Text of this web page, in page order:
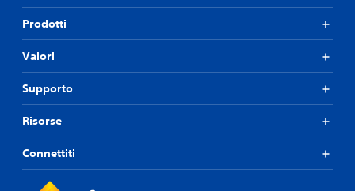
Prodotti
Valori
Supporto
Risorse
Connettiti